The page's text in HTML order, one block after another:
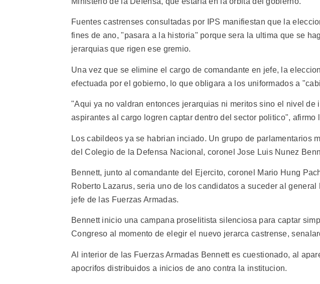
Fuentes castrenses consultadas por IPS manifiestan que la
fines de ano, "pasara a la historia" porque sera la ultima que se
jerarquias que rigen ese gremio.
Una vez que se elimine el cargo de comandante en jefe, la
efectuada por el gobierno, lo que obligara a los uniformados a
"Aqui ya no valdran entonces jerarquias ni meritos sino el nivel de
aspirantes al cargo logren captar dentro del sector politico", afirmo
Los cabildeos ya se habrian inciado. Un grupo de parlamentarios
del Colegio de la Defensa Nacional, coronel Jose Luis Nunez
Bennett, junto al comandante del Ejercito, coronel Mario Hung
Roberto Lazarus, seria uno de los candidatos a suceder al general
jefe de las Fuerzas Armadas.
Bennett inicio una campana proselitista silenciosa para captar
Congreso al momento de elegir el nuevo jerarca castrense,
Al interior de las Fuerzas Armadas Bennett es cuestionado, al
apocrifos distribuidos a inicios de ano contra la institucion.